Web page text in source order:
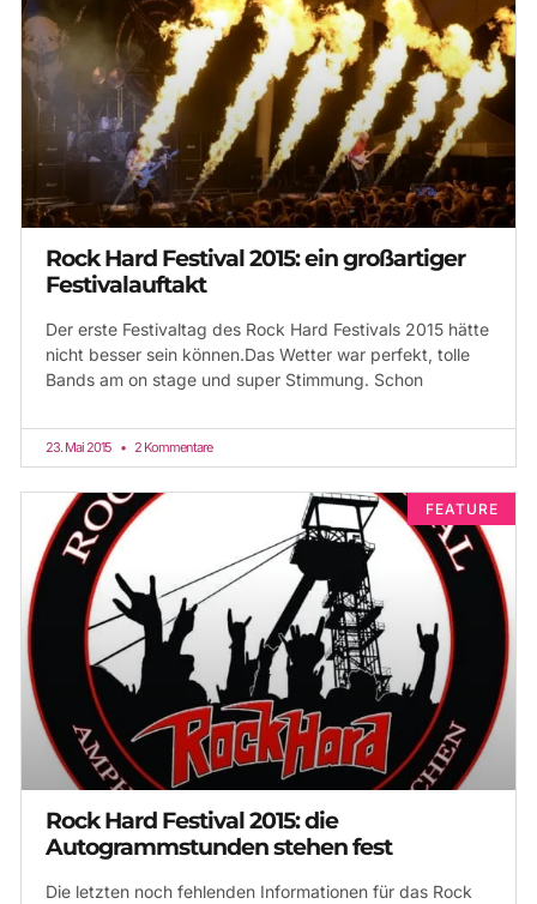
Rock Hard Festival 2015: ein großartiger
Festivalauftakt
Der erste Festivaltag des Rock Hard Festivals 2015 hätte
nicht besser sein können.Das Wetter war perfekt, tolle
Bands am on stage und super Stimmung. Schon
23. Mai 2015 2 Kommentare
FEATURE
Rock Hard Festival 2015: die
Autogrammstunden stehen fest
Die letzten noch fehlenden Informationen für das Rock